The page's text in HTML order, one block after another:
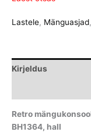
Lastele, Mänguasjad,
Kirjeldus
Retro
BH1364, hall